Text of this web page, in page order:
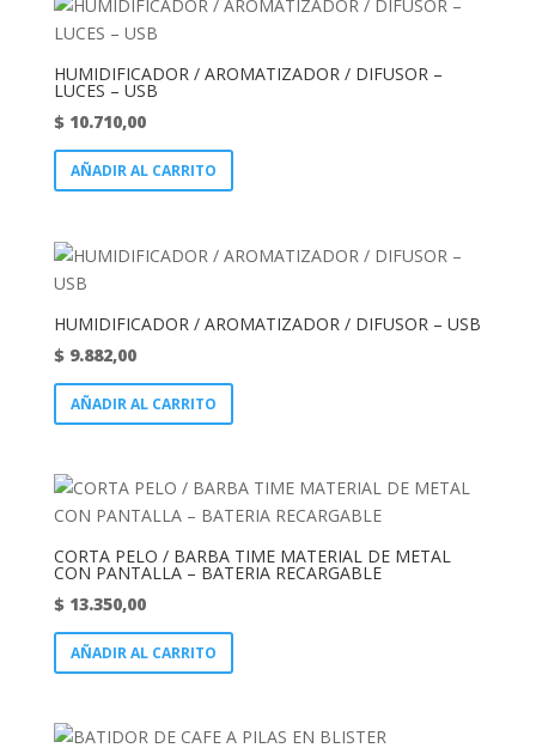
HUMIDIFICADOR / AROMATIZADOR / DIFUSOR –
LUCES – USB
$10.710,00
AÑADIR AL CARRITO
HUMIDIFICADOR / AROMATIZADOR / DIFUSOR – USB
$9.882,00
AÑADIR AL CARRITO
CORTA PELO / BARBA TIME MATERIAL DE METAL
CON PANTALLA – BATERIA RECARGABLE
$13.350,00
AÑADIR AL CARRITO